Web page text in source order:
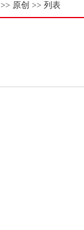
>> 原创 >> 列表